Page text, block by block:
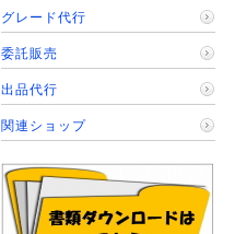
グレード代行
委託販売
出品代行
関連ショップ